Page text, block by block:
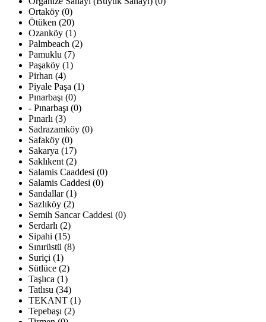
Ortaköy (0)
Ötüken (20)
Ozanköy (1)
Palmbeach (2)
Pamuklu (7)
Paşaköy (1)
Pirhan (4)
Piyale Paşa (1)
Pınarbaşı (0)
- Pınarbaşı (0)
Pınarlı (3)
Sadrazamköy (0)
Safaköy (0)
Sakarya (17)
Saklıkent (2)
Salamis Caaddesi (0)
Salamis Caddesi (0)
Sandallar (1)
Sazlıköy (2)
Semih Sancar Caddesi (0)
Serdarlı (2)
Sipahi (15)
Sınırüstü (8)
Suriçi (1)
Sütlüce (2)
Taşlıca (1)
Tatlısu (34)
TEKANT (1)
Tepebaşı (2)